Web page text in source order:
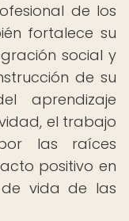
de los
fortalece su
social y
de su
aprendizaje
el trabajo
las raíces
positivo en
vida de las